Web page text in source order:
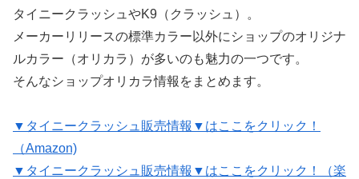
タイニークラッシュやK9（クラッシュ）。
メーカーリリースの標準カラー以外にショップのオリジナ
ルカラー（オリカラ）が多いのも魅力の一つです。
そんなショップオリカラ情報をまとめます。
▼タイニークラッシュ販売情報▼はここをクリック！
（Amazon)
▼タイニークラッシュ販売情報▼はここをクリック！（楽